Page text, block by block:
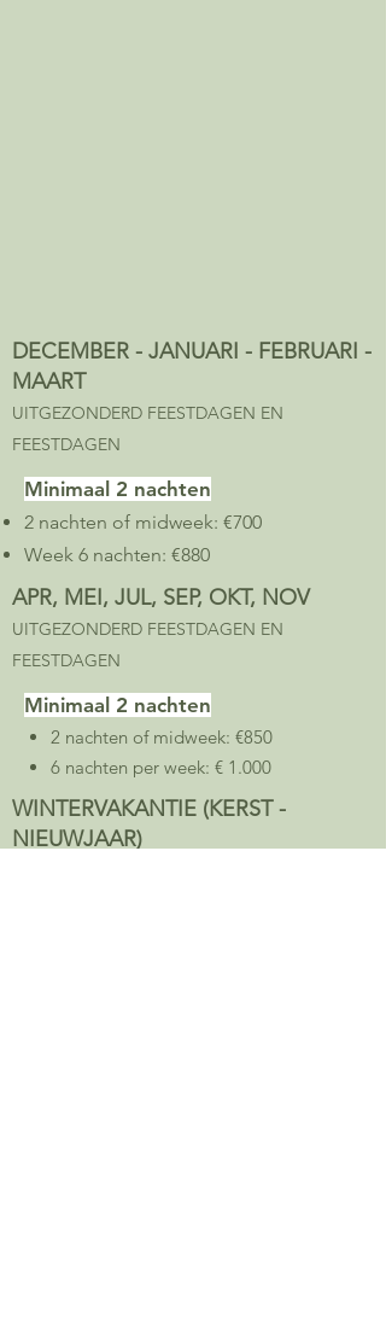
DECEMBER - JANUARI - FEBRUARI -
MAART
UITGEZONDERD FEESTDAGEN EN
FEESTDAGEN
Minimaal 2 nachten
2 nachten of midweek: €700
Week 6 nachten: €880
APR, MEI, JUL, SEP, OKT, NOV
UITGEZONDERD FEESTDAGEN EN
FEESTDAGEN
Minimaal 2 nachten
2 nachten of midweek: €850
6 nachten per week: € 1.000
WINTERVAKANTIE (KERST -
NIEUWJAAR)